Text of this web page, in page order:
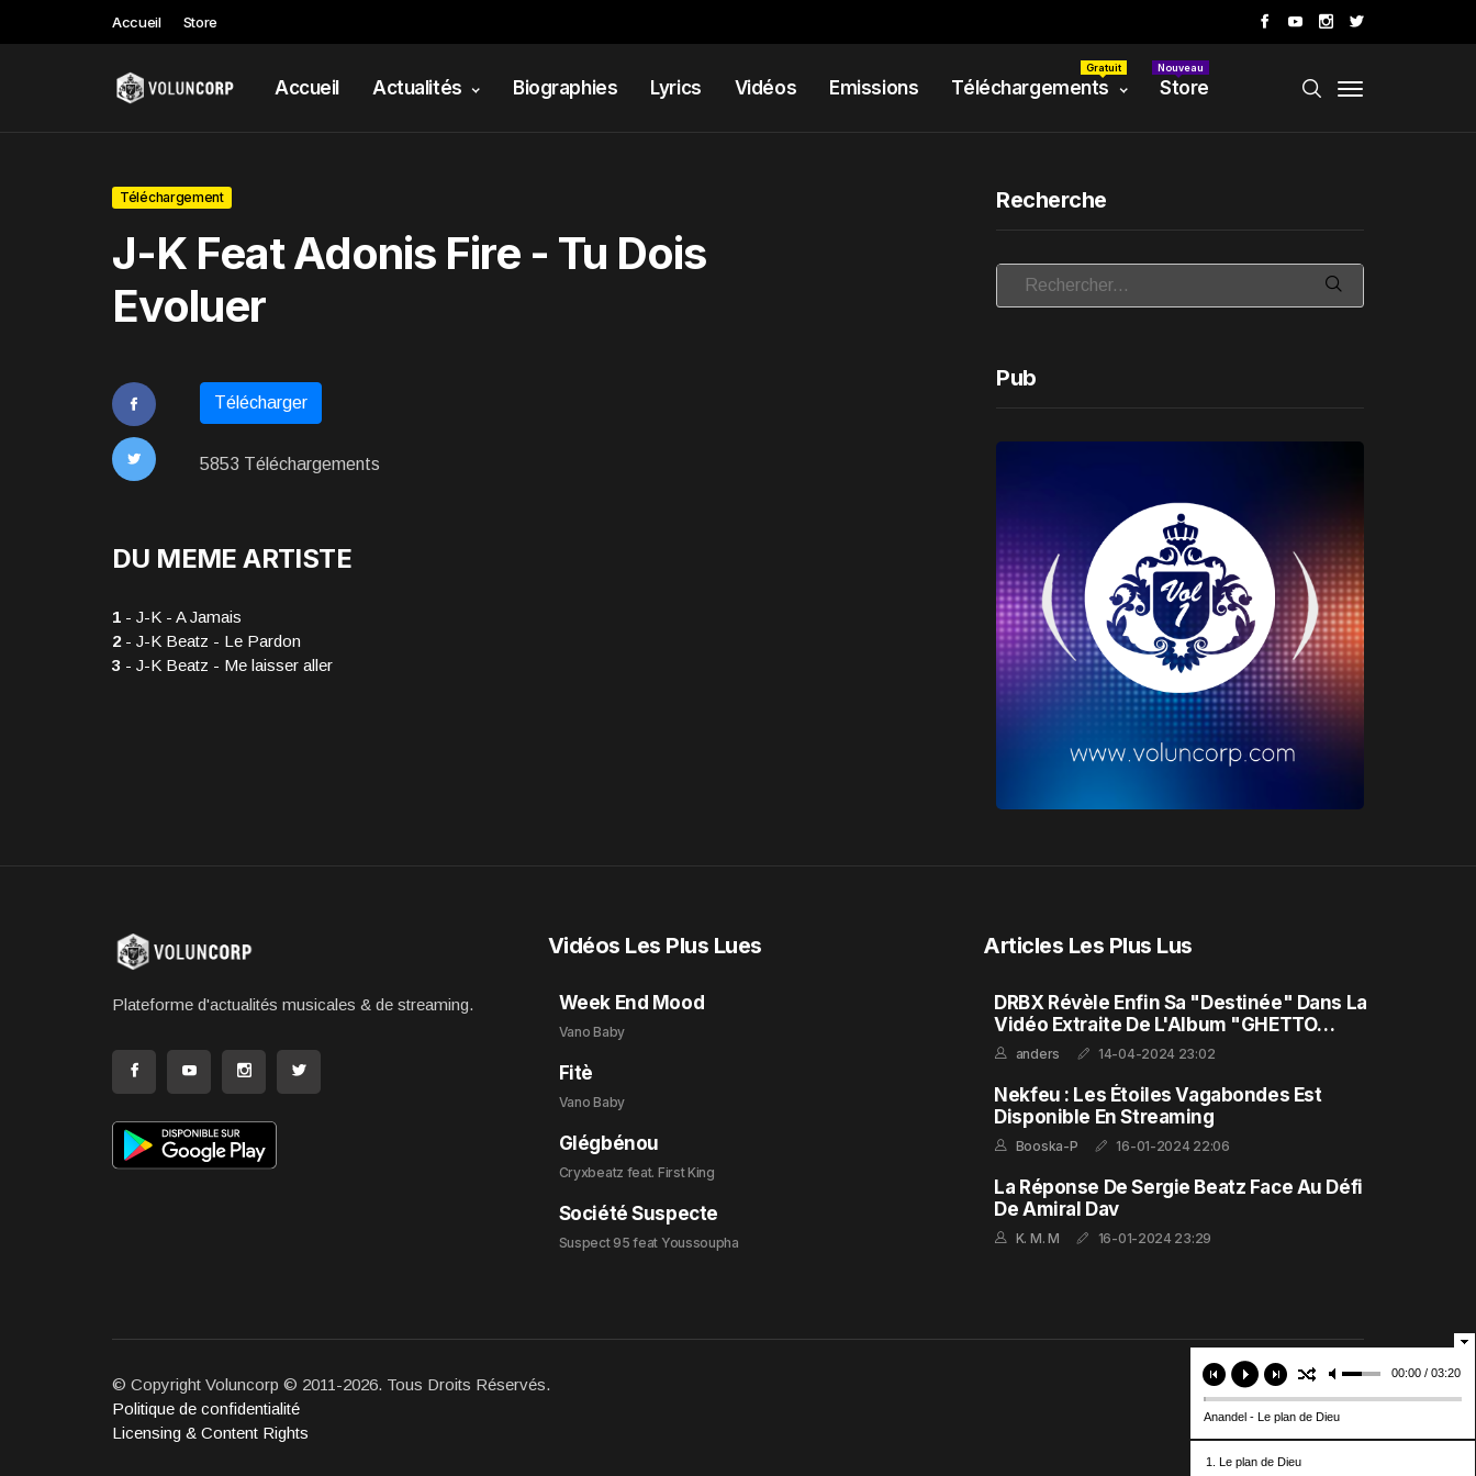
Accueil Store
Accueil Actualités Biographies Lyrics Vidéos Emissions Téléchargements
Gratuit
Store
Nouveau
Téléchargement
J-K Feat Adonis Fire - Tu Dois
Evoluer
Télécharger
5853 Téléchargements
DU MEME ARTISTE
1 - J-K - A Jamais
2 - J-K Beatz - Le Pardon
3 - J-K Beatz - Me laisser aller
Recherche
Pub
Plateforme d'actualités musicales & de streaming.
Vidéos Les Plus Lues
Week End Mood
Vano Baby
Fitè
Vano Baby
Glégbénou
Cryxbeatz feat. First King
Société Suspecte
Suspect 95 feat Youssoupha
Articles Les Plus Lus
DRBX Révèle Enfin Sa "Destinée" Dans La
Vidéo Extraite De L'Album "GHETTO
FEELING"
anders 14-04-2024 23:02
Nekfeu : Les Étoiles Vagabondes Est
Disponible En Streaming
Booska-P 16-01-2024 22:06
La Réponse De Sergie Beatz Face Au Défi
De Amiral Dav
K. M. M 16-01-2024 23:29
© Copyright Voluncorp © 2011-2026. Tous Droits Réservés.
Politique de confidentialité
Licensing & Content Rights
00:00 / 03:20
Anandel - Le plan de Dieu
1. Le plan de Dieu